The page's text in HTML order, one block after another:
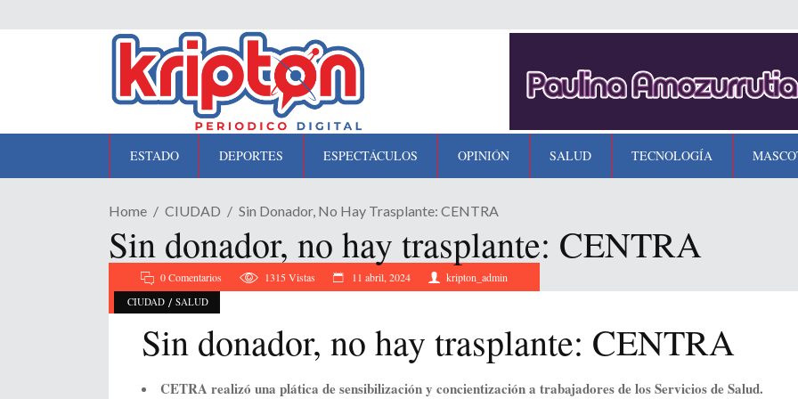
ESTADO DEPORTES ESPECTÁCULOS OPINIÓN SALUD TECNOLOGÍA
Home CIUDAD Sin Donador, No Hay Trasplante: CENTRA
Sin donador, no hay trasplante: CENTRA
CIUDAD / SALUD
0 Comentarios 1315Vistas 11 abril, 2024 kripton_admin
Sin donador, no hay trasplante: CENTRA
CETRA realizó una plática de sensibilización y concientización a trabajadores de los Servicios de Salud.